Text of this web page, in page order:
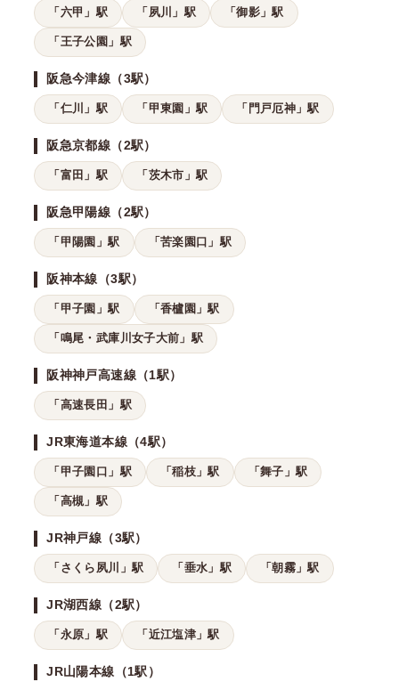
「六甲」駅 「夙川」駅 「御影」駅
「王子公園」駅
阪急今津線（3駅）
「仁川」駅 「甲東園」駅 「門戸厄神」駅
阪急京都線（2駅）
「富田」駅 「茨木市」駅
阪急甲陽線（2駅）
「甲陽園」駅 「苦楽園口」駅
阪神本線（3駅）
「甲子園」駅 「香櫨園」駅
「鳴尾・武庫川女子大前」駅
阪神神戸高速線（1駅）
「高速長田」駅
JR東海道本線（4駅）
「甲子園口」駅 「稲枝」駅 「舞子」駅
「高槻」駅
JR神戸線（3駅）
「さくら夙川」駅 「垂水」駅 「朝霧」駅
JR湖西線（2駅）
「永原」駅 「近江塩津」駅
JR山陽本線（1駅）